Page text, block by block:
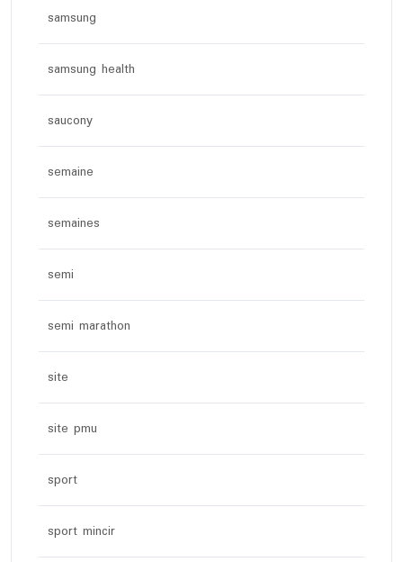
samsung
samsung health
saucony
semaine
semaines
semi
semi marathon
site
site pmu
sport
sport mincir